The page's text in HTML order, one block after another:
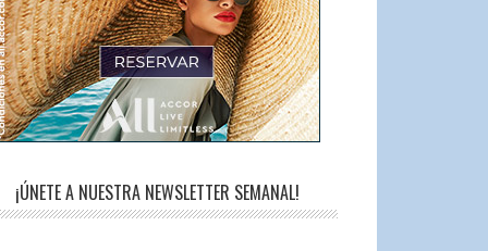
¡ÚNETE A NUESTRA NEWSLETTER SEMANAL!